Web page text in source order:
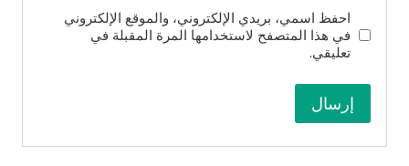
احفظ اسمي، بريدي الإلكتروني، والموقع الإلكتروني
في هذا المتصفح لاستخدامها المرة المقبلة في
تعليقي.